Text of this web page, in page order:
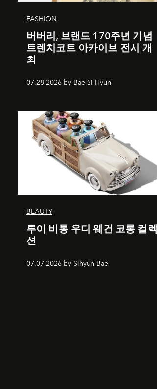
FASHION
버버리, 브랜드 170주년 기념
트렌치코트 아카이브 전시 개
최
07.28.2026 by Bae Si Hyun
BEAUTY
루이 비통 우디 웨건 코롱 컬렉
션
07.07.2026 by Sihyun Bae